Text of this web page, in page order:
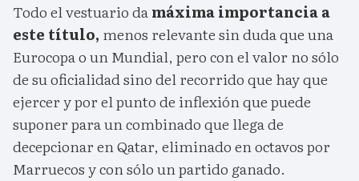
Todo el vestuario damáxima importancia a
este título, menos relevante sin duda que una
Eurocopa o un Mundial, pero con el valor no sólo
de su oficialidad sino del recorrido que hay que
ejercer y por el punto de inflexión que puede
suponer para un combinado que llega de
decepcionar en Qatar, eliminado en octavos por
Marruecos y con sólo un partido ganado.